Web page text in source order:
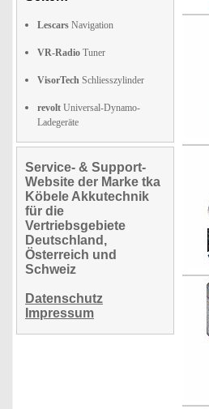
Lescars Navigation
VR-Radio Tuner
VisorTech Schliesszylinder
revolt Universal-Dynamo-
Ladegeräte
Service- & Support-
Website der Marke tka
Köbele Akkutechnik
für die
Vertriebsgebiete
Deutschland,
Österreich und
Schweiz
Datenschutz
Impressum